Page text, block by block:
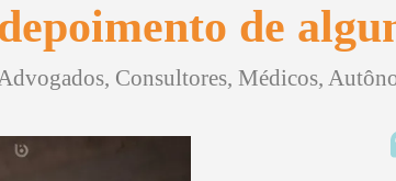
de
Consultores, Médicos,